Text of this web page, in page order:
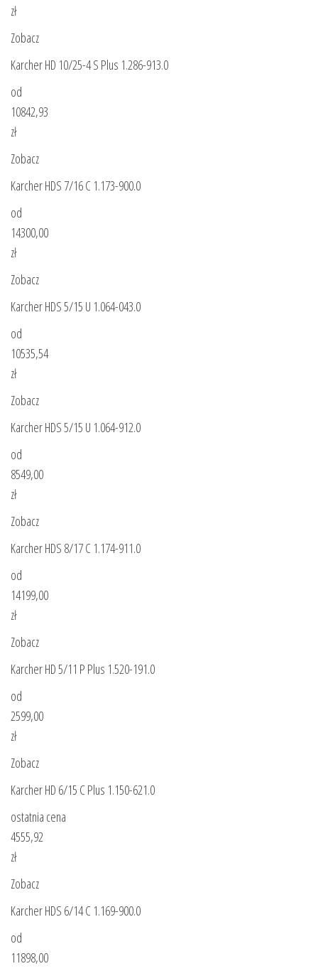
zł
Zobacz
Karcher HD 10/25-4 S Plus 1.286-913.0
od
10842,93
zł
Zobacz
Karcher HDS 7/16 C 1.173-900.0
od
14300,00
zł
Zobacz
Karcher HDS 5/15 U 1.064-043.0
od
10535,54
zł
Zobacz
Karcher HDS 5/15 U 1.064-912.0
od
8549,00
zł
Zobacz
Karcher HDS 8/17 C 1.174-911.0
od
14199,00
zł
Zobacz
Karcher HD 5/11 P Plus 1.520-191.0
od
2599,00
zł
Zobacz
Karcher HD 6/15 C Plus 1.150-621.0
ostatnia cena
4555,92
zł
Zobacz
Karcher HDS 6/14 C 1.169-900.0
od
11898,00